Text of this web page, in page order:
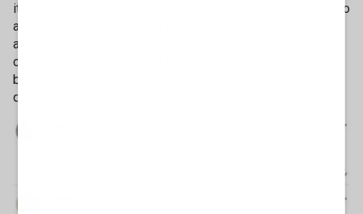
italiani la Nazionale continua a essere associata soprattutto
alle mancate qualificazioni e alle occasioni perse. E così,
ancora una volta, l’Italia si ritrova a fare i conti non con il
campo,
basterebbero due parole per raccontare un viaggio
qualunque.